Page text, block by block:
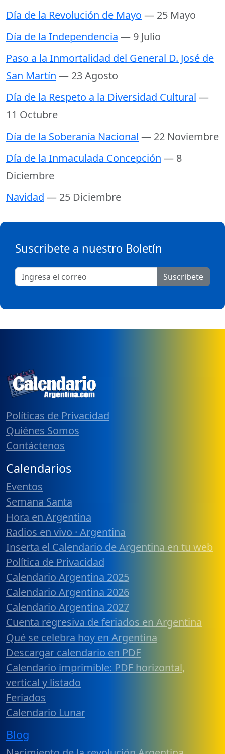
Día de la Revolución de Mayo — 25 Mayo
Día de la Independencia — 9 Julio
Paso a la Inmortalidad del General D. José de
San Martín — 23 Agosto
Día de la Respeto a la Diversidad Cultural —
11 Octubre
Día de la Soberanía Nacional — 22 Noviembre
Día de la Inmaculada Concepción — 8
Diciembre
Navidad — 25 Diciembre
Suscribete a nuestro Boletín
Suscribete
Políticas de Privacidad
Quiénes Somos
Contáctenos
Calendarios
Eventos
Semana Santa
Hora en Argentina
Radios en vivo · Argentina
Inserta el Calendario de Argentina en tu web
Política de Privacidad
Calendario Argentina 2025
Calendario Argentina 2026
Calendario Argentina 2027
Cuenta regresiva de feriados en Argentina
Qué se celebra hoy en Argentina
Descargar calendario en PDF
Calendario imprimible: PDF horizontal,
vertical y listado
Feriados
Calendario Lunar
Blog